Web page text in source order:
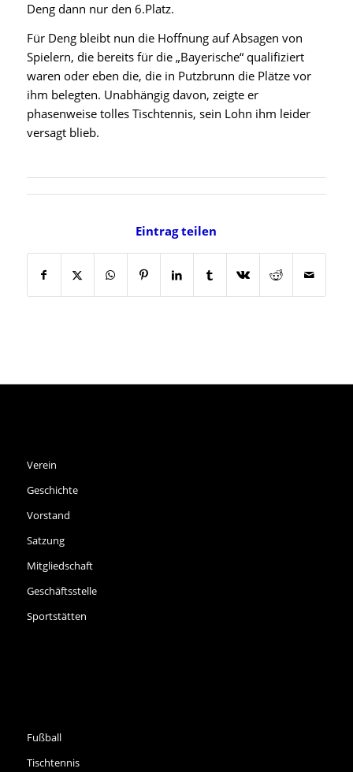
Deng dann nur den 6.Platz.
Für Deng bleibt nun die Hoffnung auf Absagen von
Spielern, die bereits für die „Bayerische“ qualifiziert
waren oder eben die, die in Putzbrunn die Plätze vor
ihm belegten. Unabhängig davon, zeigte er
phasenweise tolles Tischtennis, sein Lohn ihm leider
versagt blieb.
Eintrag teilen
Verein
Geschichte
Vorstand
Satzung
Mitgliedschaft
Geschäftsstelle
Sportstätten
Fußball
Tischtennis